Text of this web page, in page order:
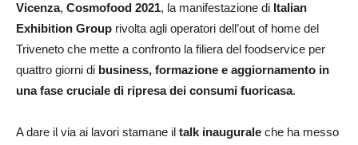
Vicenza, Cosmofood 2021, la manifestazione di Italian
Exhibition Group rivolta agli operatori dell’out of home del
Triveneto che mette a confronto la filiera del foodservice per
quattro giorni di business, formazione e aggiornamento in
una fase cruciale di ripresa dei consumi fuoricasa.
A dare il via ai lavori stamane il talk inaugurale che ha messo